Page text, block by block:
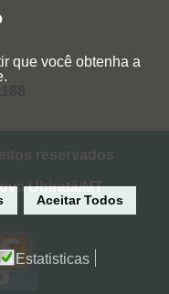
que você obtenha a
Aceitar Todos
Estatisticas
reservados
Ubiratã/MT